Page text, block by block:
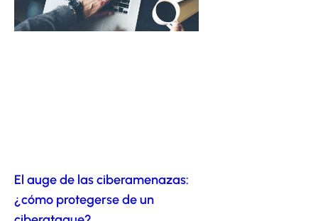
El auge de las ciberamenazas:
¿cómo protegerse de un